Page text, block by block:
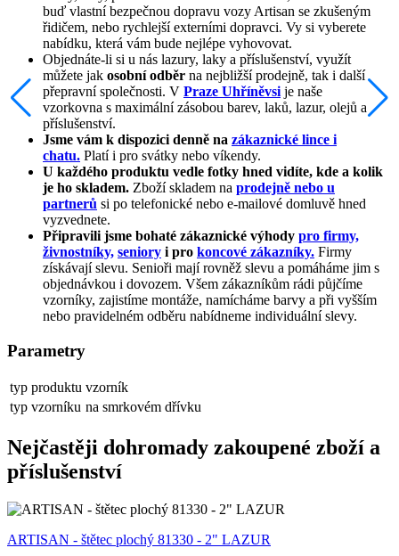
buď vlastní bezpečnou dopravu vozy Artisan se zkušeným
řidičem, nebo rychlejší externími dopravci. Vy si vyberete
nabídku, která vám bude nejlépe vyhovovat.
Objednáte-li si u nás lazury, laky a příslušenství, využít
můžete jak osobní odběr na nejbližší prodejně, tak i další
přepravní společnosti. V Praze Uhříněvsi je naše
vzorkovna s maximální zásobou barev, laků, lazur, olejů a
příslušenství.
Jsme vám k dispozici denně na zákaznické lince i
chatu. Platí i pro svátky nebo víkendy.
U každého produktu vedle fotky hned vidíte, kde a kolik
je ho skladem. Zboží skladem na prodejně nebo u
partnerů si po telefonické nebo e-mailové domluvě hned
vyzvednete.
Připravili jsme bohaté zákaznické výhody pro firmy,
živnostníky, seniory i pro koncové zákazníky. Firmy
získávají slevu. Senioři mají rovněž slevu a pomáháme jim s
objednávkou i dovozem. Všem zákazníkům rádi půjčíme
vzorníky, zajistíme montáže, namícháme barvy a při vyšším
nebo pravidelném odběru nabídneme individuální slevy.
Parametry
typ produktu vzorník
typ vzorníku na smrkovém dřívku
Nejčastěji dohromady zakoupené zboží a
příslušenství
ARTISAN - štětec plochý 81330 - 2" LAZUR